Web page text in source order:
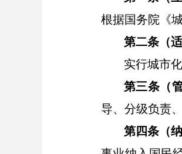
根据国务院《
第二条（
实行城市
第三条（
导、分级负责
第四条（